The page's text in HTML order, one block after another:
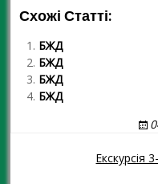
Схожі Статті:
БЖД
БЖД
БЖД
БЖД
Навігація
Екскурсія